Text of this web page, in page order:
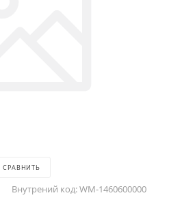
СРАВНИТЬ
Внутрений код:WM-1460600000